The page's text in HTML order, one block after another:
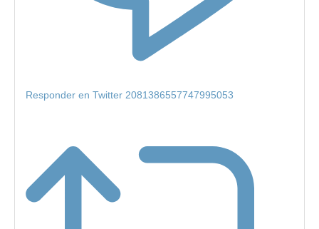
Responder en Twitter 2081386557747995053